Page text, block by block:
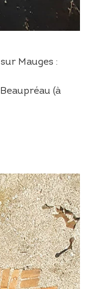
Mauges :
(à